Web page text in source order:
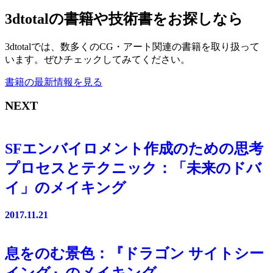
3dtotalの書籍や技術書をお探しなら
3dtotalでは、数多くのCG・アート関連の書籍を取り扱って
います。ぜひチェックしてみてください。
書籍の最新情報を見る
NEXT
SFエンバイロメント作成のための思考
プロセスとテクニック：「未来のドバ
イ」のメイキング
2017.11.21
息をのむ景色：『ドラゴン サイトシー